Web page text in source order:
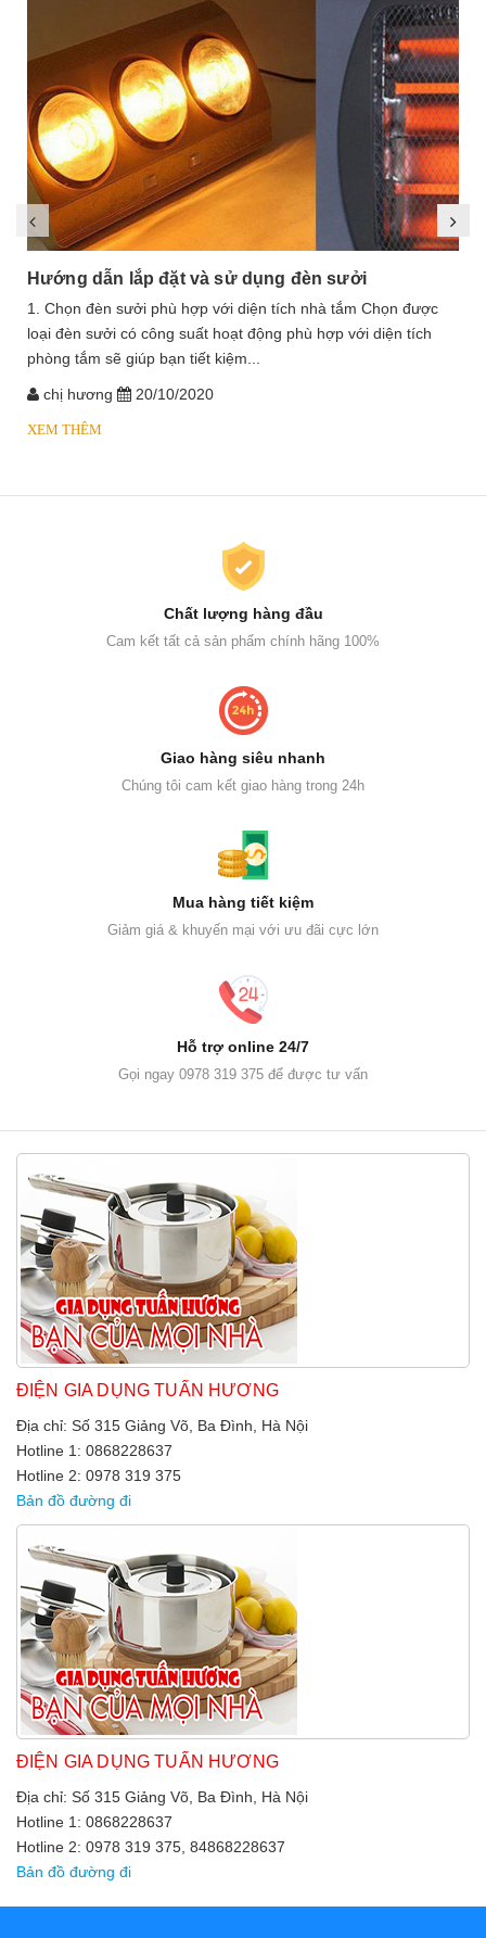
Hướng dẫn lắp đặt và sử dụng đèn sưởi
1. Chọn đèn sưởi phù hợp với diện tích nhà tắm Chọn được
loại đèn sưởi có công suất hoạt động phù hợp với diện tích
phòng tắm sẽ giúp bạn tiết kiệm...
chị hương 20/10/2020
XEM THÊM
Chất lượng hàng đầu
Cam kết tất cả sản phẩm chính hãng 100%
Giao hàng siêu nhanh
Chúng tôi cam kết giao hàng trong 24h
Mua hàng tiết kiệm
Giảm giá & khuyến mại với ưu đãi cực lớn
Hỗ trợ online 24/7
Gọi ngay 0978 319 375 để được tư vấn
ĐIỆN GIA DỤNG TUẤN HƯƠNG
Địa chỉ: Số 315 Giảng Võ, Ba Đình, Hà Nội
Hotline 1: 0868228637
Hotline 2: 0978 319 375
Bản đồ đường đi
ĐIỆN GIA DỤNG TUẤN HƯƠNG
Địa chỉ: Số 315 Giảng Võ, Ba Đình, Hà Nội
Hotline 1: 0868228637
Hotline 2: 0978 319 375, 84868228637
Bản đồ đường đi